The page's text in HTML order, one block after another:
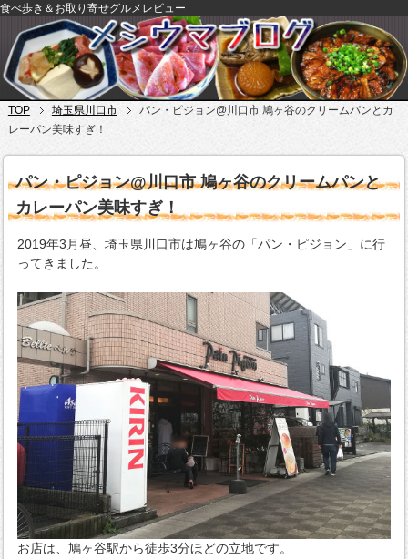
食べ歩き＆お取り寄せグルメレビュー
TOP 埼玉県川口市
パン・ピジョン@川口市 鳩ヶ谷のクリームパンとカ
レーパン美味すぎ！
パン・ピジョン@川口市 鳩ヶ谷のクリームパンと
カレーパン美味すぎ！
2019年3月昼、埼玉県川口市は鳩ヶ谷の「パン・ピジョン」に行
ってきました。
お店は、鳩ヶ谷駅から徒歩3分ほどの立地です。